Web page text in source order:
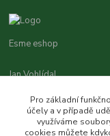
Esme eshop
Jan Vohlídal
8,00 - 20,00
Pro základní
účely a v případě
využíváme
cookies můžete